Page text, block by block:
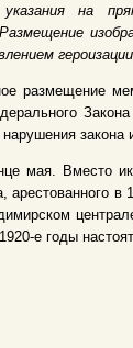
на
размещение
мая. Вместо
в
е годы